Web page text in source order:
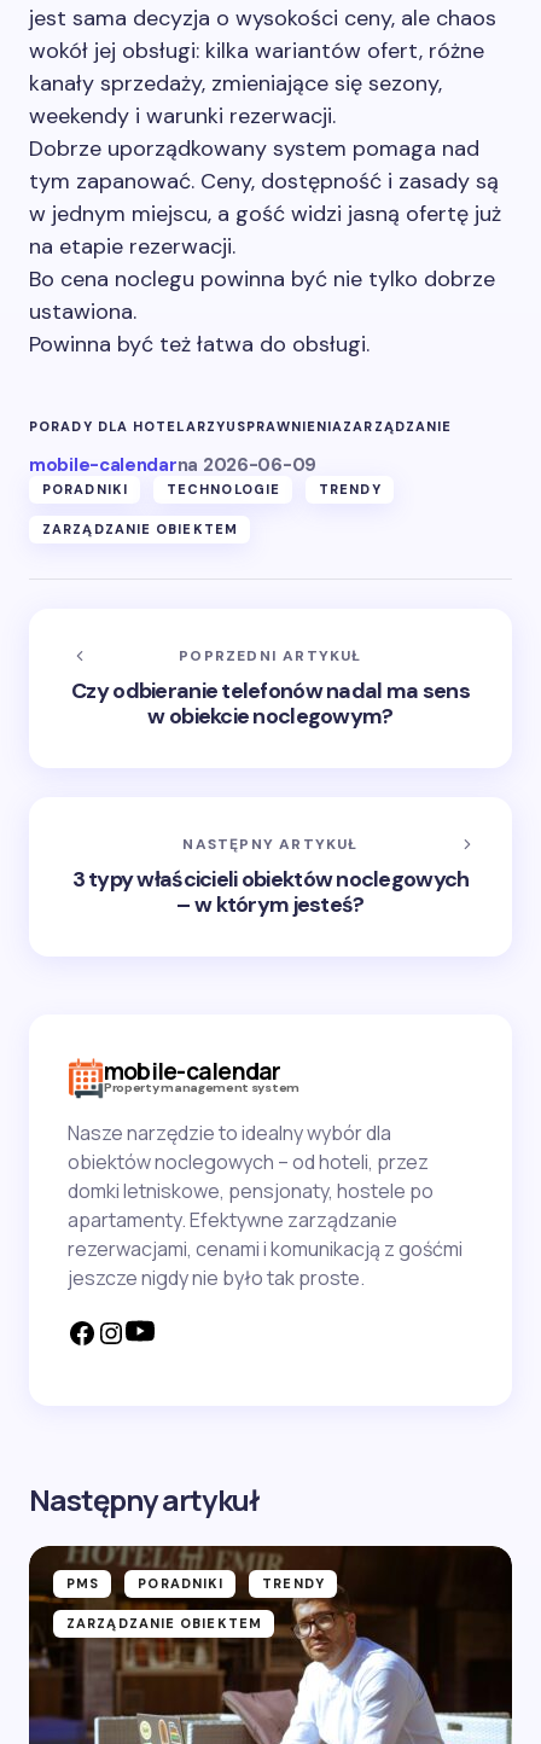
jest sama decyzja o wysokości ceny, ale chaos
wokół jej obsługi: kilka wariantów ofert, różne
kanały sprzedaży, zmieniające się sezony,
weekendy i warunki rezerwacji.
Dobrze uporządkowany system pomaga nad
tym zapanować. Ceny, dostępność i zasady są
w jednym miejscu, a gość widzi jasną ofertę już
na etapie rezerwacji.
Bo cena noclegu powinna być nie tylko dobrze
ustawiona.
Powinna być też łatwa do obsługi.
PORADY DLA HOTELARZYUSPRAWNIENIAZARZĄDZANIE
mobile-calendarna 2026-06-09
PORADNIKI TECHNOLOGIE TRENDY
ZARZĄDZANIE OBIEKTEM
POPRZEDNI ARTYKUŁ
Czy odbieranie telefonów nadal ma sens
w obiekcie noclegowym?
NASTĘPNY ARTYKUŁ
3 typy właścicieli obiektów noclegowych
– w którym jesteś?
mobile-calendar
Property management system
Nasze narzędzie to idealny wybór dla
obiektów noclegowych – od hoteli, przez
domki letniskowe, pensjonaty, hostele po
apartamenty. Efektywne zarządzanie
rezerwacjami, cenami i komunikacją z gośćmi
jeszcze nigdy nie było tak proste.
Następny artykuł
PMS PORADNIKI TRENDY
ZARZĄDZANIE OBIEKTEM